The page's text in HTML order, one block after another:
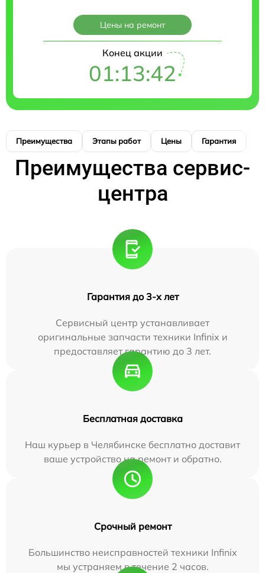
Цены на ремонт
Конец акции
01:13:41
Преимущества Этапы работ Цены Гарантия
Преимущества сервис-
центра
Гарантия до 3-х лет
Сервисный центр устанавливает
оригинальные запчасти техники Infinix и
предоставляет гарантию до 3 лет.
Бесплатная доставка
Наш курьер в Челябинске бесплатно доставит
ваше устройство на ремонт и обратно.
Срочный ремонт
Большинство неисправностей техники Infinix
мы устраняем в течение 2 часов.